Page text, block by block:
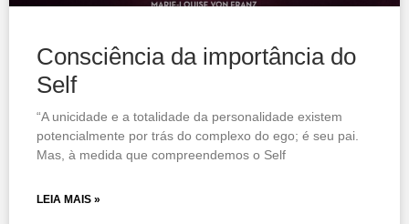
Consciência da importância do
Self
“A unicidade e a totalidade da personalidade existem
potencialmente por trás do complexo do ego; é seu pai.
Mas, à medida que compreendemos o Self
LEIA MAIS »